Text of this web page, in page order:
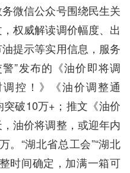
务微信公众号围绕民生关
权威解读调价幅度、出
提示等实用信息，服务
”发布的《油价即将调
控！》《油价调整通
破10万+；推文《油价
油价将调整，或迎年内
。“湖北省总工会”“湖北
时间确定，加满一箱可